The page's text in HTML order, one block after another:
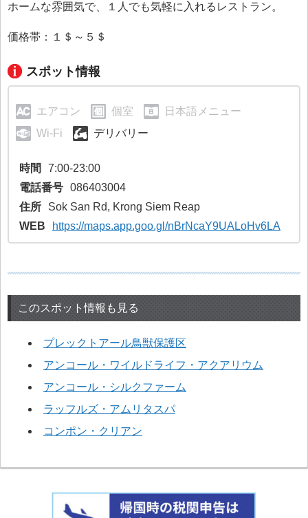
ホームな雰囲気で、１人でも気軽に入れるレストラン。
価格帯：１＄～５＄
スポット情報
エアコン 個室
日本語メニュー
Wi-Fi
デリバリー
時間
7:00-23:00
電話番号 086403004
住所
Sok San Rd, Krong Siem Reap
WEB
https://maps.app.goo.gl/nBrNcaY9UALoHv6LA
このスポット情報も見る
プレックトアール鳥獣保護区
アンコール・ワイルドライフ・アクアリウム
アンコール・シルクファーム
ラッフルズ・アムリタスパ
コンポン・クリアン